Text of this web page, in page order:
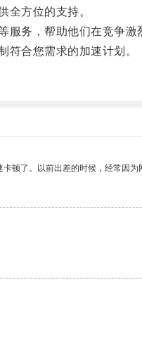
方位的支持。
务，帮助他们在竞争激
合您需求的加速计划。
了。以前出差的时候，经常因